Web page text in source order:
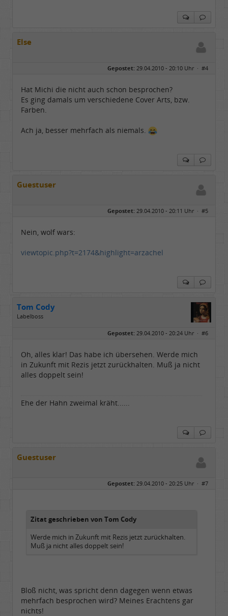
Else
Gepostet: 29.04.2010 - 20:10 Uhr · #4
Hat Michi die nicht auch schon besprochen?
Es ging damals um verschiedene Cover Arts, bzw.
Farben.
Ach ja, besser mehrfach als niemals.
Guestuser
Gepostet: 29.04.2010 - 20:11 Uhr · #5
Nein, wolf wars:
viewtopic.php?t=2174&highlight=arzachel
Tom Cody
Labelboss
Dabei seit:
11 / 2006
Gepostet: 29.04.2010 - 20:24 Uhr · #6
Oh, alles klar! Das habe ich übersehen. Werde mich
in Zukunft mit Rezis jetzt zurückhalten. Muß ja nicht
alles doppelt sein!
Ehe der Hahn zweimal kräht......
Guestuser
Gepostet: 29.04.2010 - 20:25 Uhr · #7
Zitat geschrieben von Tom Cody
Werde mich in Zukunft mit Rezis jetzt zurückhalten.
Muß ja nicht alles doppelt sein!
Bloß nicht, was spricht denn dagegen wenn etwas
mehrfach besprochen wird? Meines Erachtens gar
nichts!